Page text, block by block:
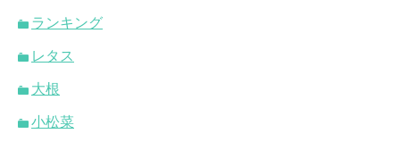
ランキング
レタス
大根
小松菜